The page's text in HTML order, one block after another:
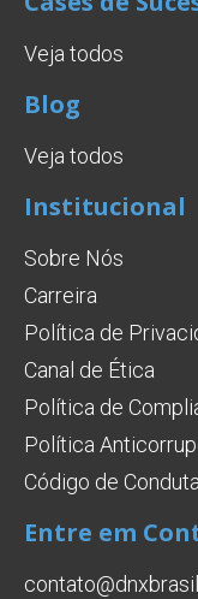
Veja todos
Blog
Veja todos
Institucional
Sobre Nós
Carreira
Política de
Canal de Ética
Política de
Política
Código de Conduta
Entre em